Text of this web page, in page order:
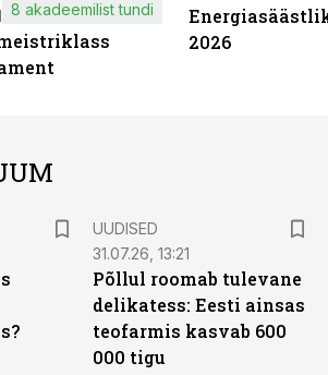
8 akadeemilist tundi
2026
UUDISED
31.07.26, 13:21
Põllul roomab tulevane
delikatess: Eesti ainsas
teofarmis kasvab 600
000 tigu